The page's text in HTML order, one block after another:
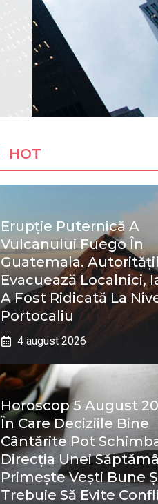
HOT
Erupție Puternică A
Vulcanului Fuego În
Guatemala.
Evacuează Localnici,
A Fost Ridicată La
Portocaliu
4 august 2026
Horoscop 5 August
În Care Deciziile Bine
Cântărite Pot
Direcția Unei
Primește Vești Bune
Trebuie Să Evite